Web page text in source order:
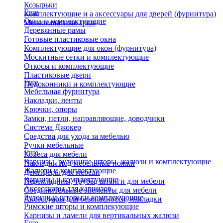
Козырьки
Комплектующие и а аксессуары для дверей (фурнитура)
Межкомнатные арки
Еще
Окна и комплектующие
Деревянные рамы
Готовые пластиковые окна
Комплектующие для окон (фурнитура)
Москитные сетки и комплектующие
Откосы и комплектующие
Пластиковые двери
Подоконники и комплектующие
Еще
Мебельная фурнитура
Накладки, ленты
Крючки, опоры
Замки, петли, направляющие, доводчики
Система Джокер
Средства для ухода за мебелью
Ручки мебельные
Колеса для мебели
Накладки под мебельные ножки
Демпферы для мебели
Перекладины, трубы, штанги для мебели
Соединительные элементы для мебели
Аксессуары для безопасности, накладки
Еще
Карнизы, рулонные шторы, жалюзи и комплектующие
Жалюзи и комплектующие
Карнизы и комплектующие
Аксессуары для карнизов
Рулонные шторы и комплекующие
Римские шторы и комплекующие
Карнизы и ламели для вертикальных жалюзи